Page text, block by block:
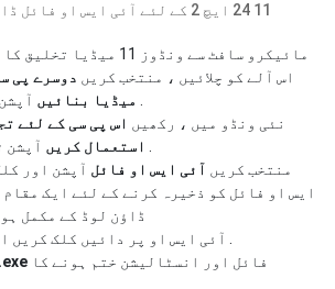
11 24 ایچ 2 کے لئے آئی ایس او فائل ڈاؤن لوڈ کرسکتے ہیں۔
مائیکرو سافٹ سے ونڈوز 11 میڈیا تخلیق کا آلہ ڈاؤن لوڈ کریں۔
اس آلے کو چلائیں ، منتخب کریں دوسرے پی
میڈیا بنائیں
نئی ونڈو میں ، رکھیں اس پی سی کے لئے
استعمال کریں آپشن
منتخب کریں آئی ایس او فائل آپشن اور
ایس او فائل کو ذخیرہ کرنے کے لئے ایک
ڈاؤن لوڈ کے مکمل
آئی ایس او پر دائیں کلک کریں